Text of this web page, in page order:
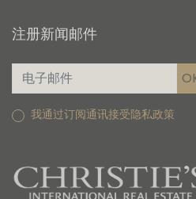
注册新闻邮件
我通过订阅通讯接受隐私政策